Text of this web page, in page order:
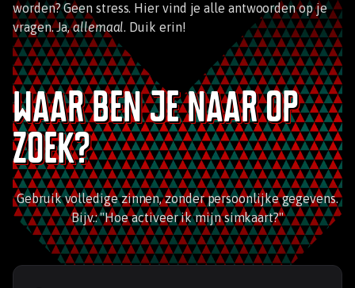
worden? Geen stress. Hier vind je alle antwoorden op je
vragen. Ja,allemaal. Duik erin!
Waar ben je naar op
zoek?
Gebruik volledige zinnen, zonder persoonlijke gegevens.
Bijv.: "Hoe activeer ik mijn simkaart?"